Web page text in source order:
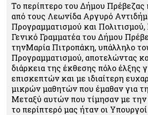
Το περίπτερο του Δήμου Πρέβεζας
από τους Λεωνίδα Αργυρό
Προγραμματισμού και
Γενικό Γραμματέα του Δήμου
τηνΜαρία Πιτροπάκη, υπάλληλο
Προγραμματισμού, αποτελώντας
διάρκεια της έκθεσης πόλο έλξης
επισκεπτών και με ιδιαίτερη
μικρών μαθητών που έμαθαν για
Μεταξύ αυτών που τίμησαν με την
το περίπτερό μας ήταν οι